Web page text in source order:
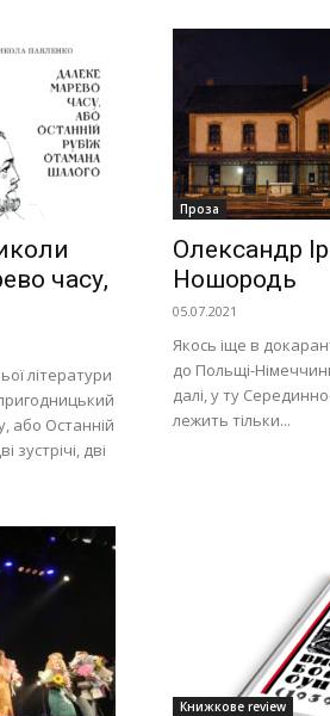
часу,
літератури
або Останній
зустрічі, дві
Проза
Олександр
Ношородь
05.07.2021
Якось іще в
до Польщі-
далі, у ту
лежить тільки...
Книжкове review